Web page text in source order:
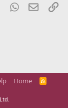
TumblrWhatsApp
Email
Home
R